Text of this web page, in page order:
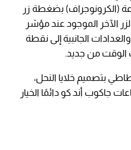
(الكرونوجراف) بضغطة زر
بينما يقوم الزر الآخر الموجود عند مؤشر
والعدادات الجانبية إلى نقطة
الوقت من جديد.
بتصميم خلايا النحل،
جاكوب أند كو دائمًا الخيار